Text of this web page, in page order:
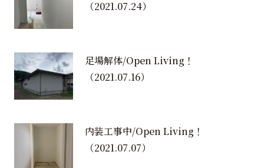
（2021.07.24）
足場解体/Open Living！
（2021.07.16）
内装工事中/Open Living！
（2021.07.07）